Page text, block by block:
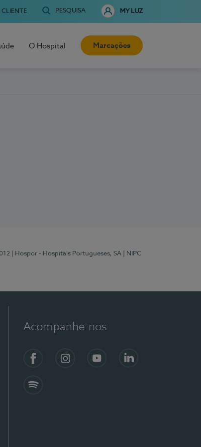
PESQUISA MY LUZ
O Hospital Marcações
| Hospor - Hospitais Portugueses, SA
| NIPC
Acompanhe-nos